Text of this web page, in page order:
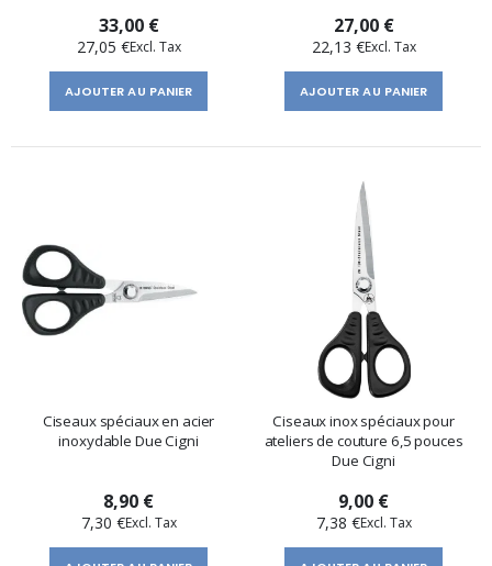
33,00 €
27,05 €
AJOUTER AU PANIER
27,00 €
22,13 €
AJOUTER AU PANIER
Ciseaux spéciaux en acier
inoxydable Due Cigni
8,90 €
7,30 €
Ciseaux inox spéciaux pour
ateliers de couture 6,5 pouces
Due Cigni
9,00 €
7,38 €